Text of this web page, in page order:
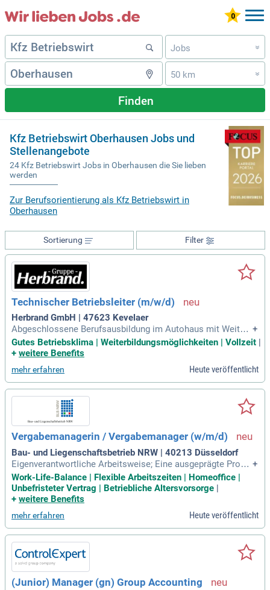
Jobs »
50 km »
Finden
Kfz Betriebswirt Oberhausen Jobs und
Stellenangebote
24 Kfz Betriebswirt Jobs in Oberhausen die Sie lieben
werden
Zur Berufsorientierung als Kfz Betriebswirt in
Oberhausen
Filter
Sortierung
Technischer Betriebsleiter (m/w/d)
Herbrand GmbH | 47623 Kevelaer
Abgeschlossene Berufsausbildung im Autohaus mit Weiterb
ildung zum Kfz-Meister/-Betriebswirt (m/w/d) oder idealerw
eise ein technisches oder betriebswirtschaftliches Studium;
Mercedes-Benz von Vorteil
+
Gutes Betriebsklima | Weiterbildungsmöglichkeiten | Vollzeit
+ weitere Benefits
mehr erfahren Heute veröffentlicht
Vergabemanagerin / Vergabemanager (w/m/d)
Bau- und Liegenschaftsbetrieb NRW | 40213 Düsseldorf
Eigenverantwortliche Arbeitsweise; Eine ausgeprägte Proble
mlösungsfähigkeit sowie ein sicheres, kundenorientiertes V
erhalten runden Ihr Profil ab; Sie sind sicher im Umgang mit
gängigen Microsoft-Office-Produkten und SAP; Sie sind befä
+
Work-Life-Balance | Flexible Arbeitszeiten | Homeoffice |
Unbefristeter Vertrag | Betriebliche Altersvorsorge |
+ weitere Benefits
mehr erfahren Heute veröffentlicht
(Junior) Manager (gn) Group Accounting